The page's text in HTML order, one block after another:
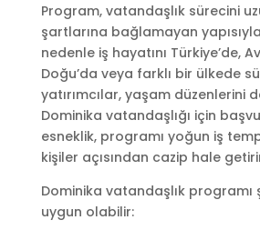
Program, vatandaşlık sürecini
şartlarına bağlamayan
nedenle iş hayatını Türkiye’de,
Doğu’da veya farklı bir ülkede
yatırımcılar, yaşam düzenlerini
Dominika vatandaşlığı için
esneklik, programı yoğun iş
kişiler açısından cazip hale
Dominika vatandaşlık programı
uygun olabilir: